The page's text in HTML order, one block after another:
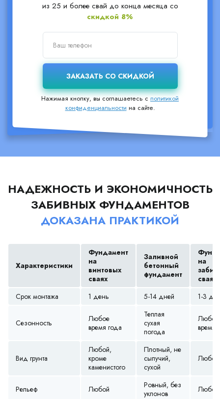
из 25 и более свай до конца месяца со
скидкой 8%
Нажимая кнопку, вы соглашаетесь сполитикой
конфиденциальности на сайте.
НАДЕЖНОСТЬ И ЭКОНОМИЧНОСТЬ
ЗАБИВНЫХ ФУНДАМЕНТОВ
ДОКАЗАНА ПРАКТИКОЙ
Характеристики
Фундамент
на
винтовых
сваях
Заливной
бетонный
фундамент
на
сваях
Срок монтажа
1 день 5-14 дней 1-3
Сезонность
Любое
время года
Теплая
сухая
погода
Любое
время
Вид грунта
Любой,
кроме
каменистого
Плотный, не
сыпучий,
сухой
Любой
Рельеф Любой
Ровный, без
уклонов
Любой